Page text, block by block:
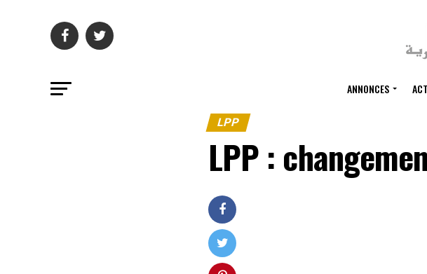
ANNONCES
LPP
LPP :